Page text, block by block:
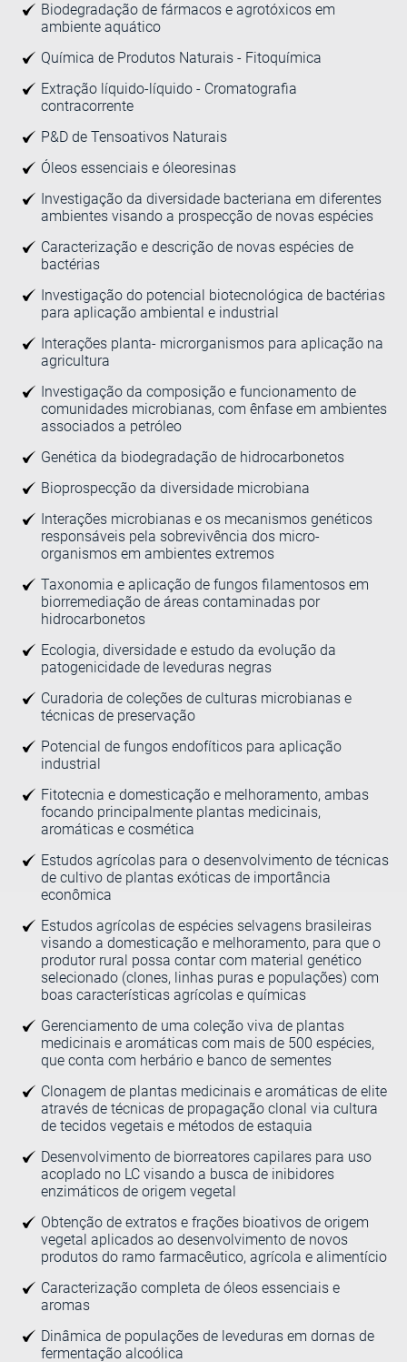
Biodegradação de fármacos e agrotóxicos em
ambiente aquático
Química de Produtos Naturais - Fitoquímica
Extração líquido-líquido - Cromatografia
contracorrente
P&D de Tensoativos Naturais
Óleos essenciais e óleoresinas
Investigação da diversidade bacteriana em diferentes
ambientes visando a prospecção de novas espécies
Caracterização e descrição de novas espécies de
bactérias
Investigação do potencial biotecnológica de bactérias
para aplicação ambiental e industrial
Interações planta- microrganismos para aplicação na
agricultura
Investigação da composição e funcionamento de
comunidades microbianas, com ênfase em ambientes
associados a petróleo
Genética da biodegradação de hidrocarbonetos
Bioprospecção da diversidade microbiana
Interações microbianas e os mecanismos genéticos
responsáveis pela sobrevivência dos micro-
organismos em ambientes extremos
Taxonomia e aplicação de fungos filamentosos em
biorremediação de áreas contaminadas por
hidrocarbonetos
Ecologia, diversidade e estudo da evolução da
patogenicidade de leveduras negras
Curadoria de coleções de culturas microbianas e
técnicas de preservação
Potencial de fungos endofíticos para aplicação
industrial
Fitotecnia e domesticação e melhoramento, ambas
focando principalmente plantas medicinais,
aromáticas e cosmética
Estudos agrícolas para o desenvolvimento de técnicas
de cultivo de plantas exóticas de importância
econômica
Estudos agrícolas de espécies selvagens brasileiras
visando a domesticação e melhoramento, para que o
produtor rural possa contar com material genético
selecionado (clones, linhas puras e populações) com
boas características agrícolas e químicas
Gerenciamento de uma coleção viva de plantas
medicinais e aromáticas com mais de 500 espécies,
que conta com herbário e banco de sementes
Clonagem de plantas medicinais e aromáticas de elite
através de técnicas de propagação clonal via cultura
de tecidos vegetais e métodos de estaquia
Desenvolvimento de biorreatores capilares para uso
acoplado no LC visando a busca de inibidores
enzimáticos de origem vegetal
Obtenção de extratos e frações bioativos de origem
vegetal aplicados ao desenvolvimento de novos
produtos do ramo farmacêutico, agrícola e alimentício
Caracterização completa de óleos essenciais e
aromas
Dinâmica de populações de leveduras em dornas de
fermentação alcoólica